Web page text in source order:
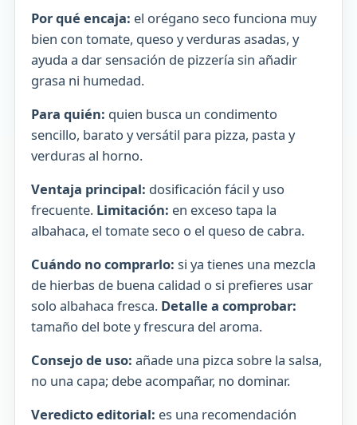
Por qué encaja: el orégano seco funciona muy
bien con tomate, queso y verduras asadas, y
ayuda a dar sensación de pizzería sin añadir
grasa ni humedad.
Para quién: quien busca un condimento
sencillo, barato y versátil para pizza, pasta y
verduras al horno.
Ventaja principal: dosificación fácil y uso
frecuente. Limitación: en exceso tapa la
albahaca, el tomate seco o el queso de cabra.
Cuándo no comprarlo: si ya tienes una mezcla
de hierbas de buena calidad o si prefieres usar
solo albahaca fresca. Detalle a comprobar:
tamaño del bote y frescura del aroma.
Consejo de uso: añade una pizca sobre la salsa,
no una capa; debe acompañar, no dominar.
Veredicto editorial: es una recomendación